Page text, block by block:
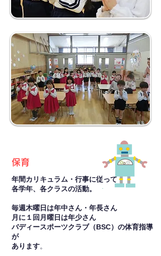
保育
年間カリキュラム・行事に従って
各学年、各クラスの活動。
​毎週木曜日は年中さん・年長さん
月に１回月曜日は年少さん
バディースポーツクラブ（BSC）の体育指導
が
あります。